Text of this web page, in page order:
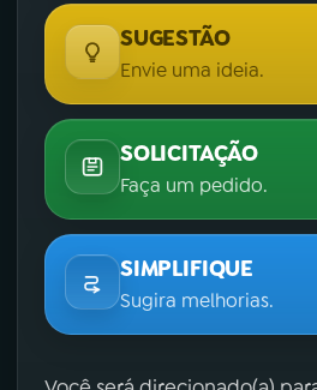
SUGESTÃO
Envie uma ideia.
SOLICITAÇÃO
Faça um pedido.
SIMPLIFIQUE
Sugira melhorias.